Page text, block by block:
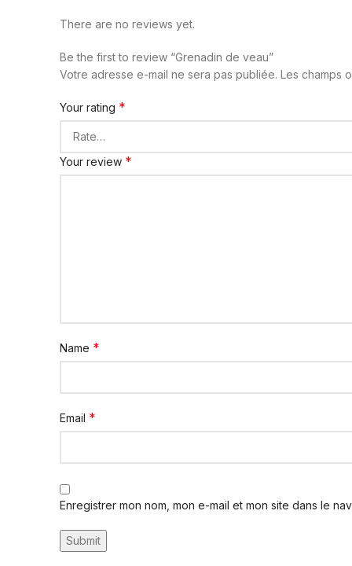
There are no reviews yet.
Be the first to review “Grenadin de veau”
Votre adresse e-mail ne sera pas publiée. Les champs
Your rating *
Your review *
Name *
Email *
Enregistrer mon nom, mon e-mail et mon site dans le